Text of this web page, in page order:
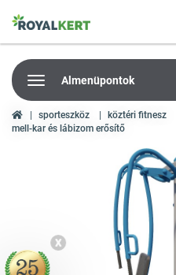
Almenüpontok
sporteszköz köztéri fitnesz
mell-kar és lábizom erősítő
X